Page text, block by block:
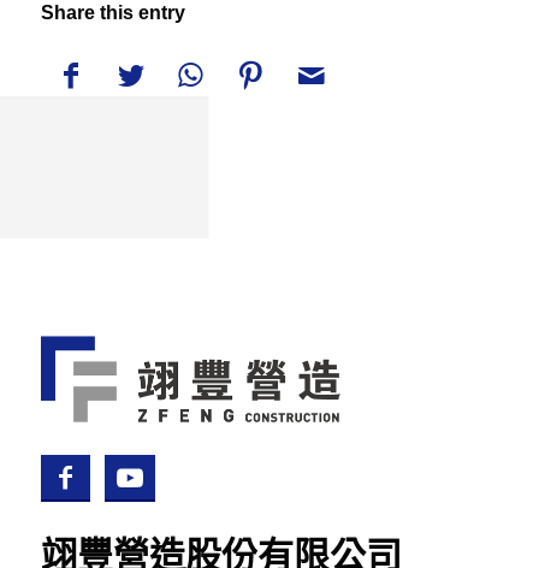
Share this entry
翊豐營造股份有限公司